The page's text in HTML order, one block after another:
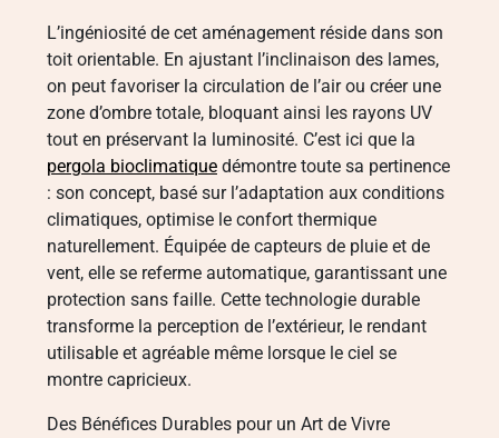
L’ingéniosité de cet aménagement réside dans son
toit orientable. En ajustant l’inclinaison des lames,
on peut favoriser la circulation de l’air ou créer une
zone d’ombre totale, bloquant ainsi les rayons UV
tout en préservant la luminosité. C’est ici que la
pergola bioclimatique démontre toute sa pertinence
: son concept, basé sur l’adaptation aux conditions
climatiques, optimise le confort thermique
naturellement. Équipée de capteurs de pluie et de
vent, elle se referme automatique, garantissant une
protection sans faille. Cette technologie durable
transforme la perception de l’extérieur, le rendant
utilisable et agréable même lorsque le ciel se
montre capricieux.
Des Bénéfices Durables pour un Art de Vivre